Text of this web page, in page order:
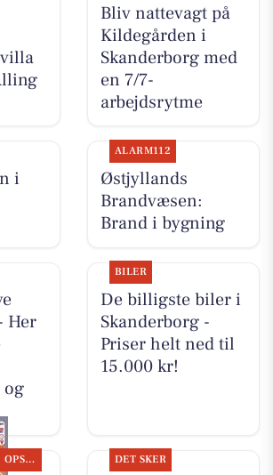
Bliv nattevagt på
Kildegården i
Skanderborg med
en 7/7-
arbejdsrytme
i
ALARM112
Østjyllands
Brandvæsen:
Brand i bygning
Her
og
BILER
De billigste biler i
Skanderborg -
Priser helt ned til
15.000 kr!
OPSLAGSTAVLEN DET SKER